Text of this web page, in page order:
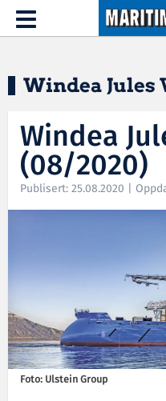
Hopp til hovedinnhold
Toggle
navigation
Windea Jules
Windea
(08/2020)
Publisert: 25.08.2020 |
Foto: Ulstein Group